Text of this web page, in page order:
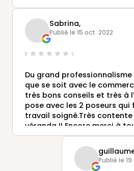
notre mairie, je tiens a
équipes de la société et
commercial Mr Laporte, qui
reprendre le dossier de
suite au mauvais
l'urbanisme de notre lieu de
chapeau à tous. Des
reproches non plus. Je
la société et l'agence
Haubourdin
Merci à vous.
Sabrina,
Publié le 15 oct. 2022
Du grand
que se soit avec le
très bons conseils et très à
pose avec les 2 poseurs
travail soigné.Très contente
véranda !! Encore merci à
Gustave Rideau!
Publié le 19